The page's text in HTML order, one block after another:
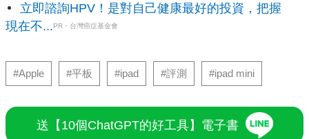
立即諮詢HPV！是對自己健康最好的投資，把握
現在不...PR・台灣癌症基金會
#Apple #平板 #ipad #評測 #ipad mini
送【10個ChatGPT的好工具】電子書